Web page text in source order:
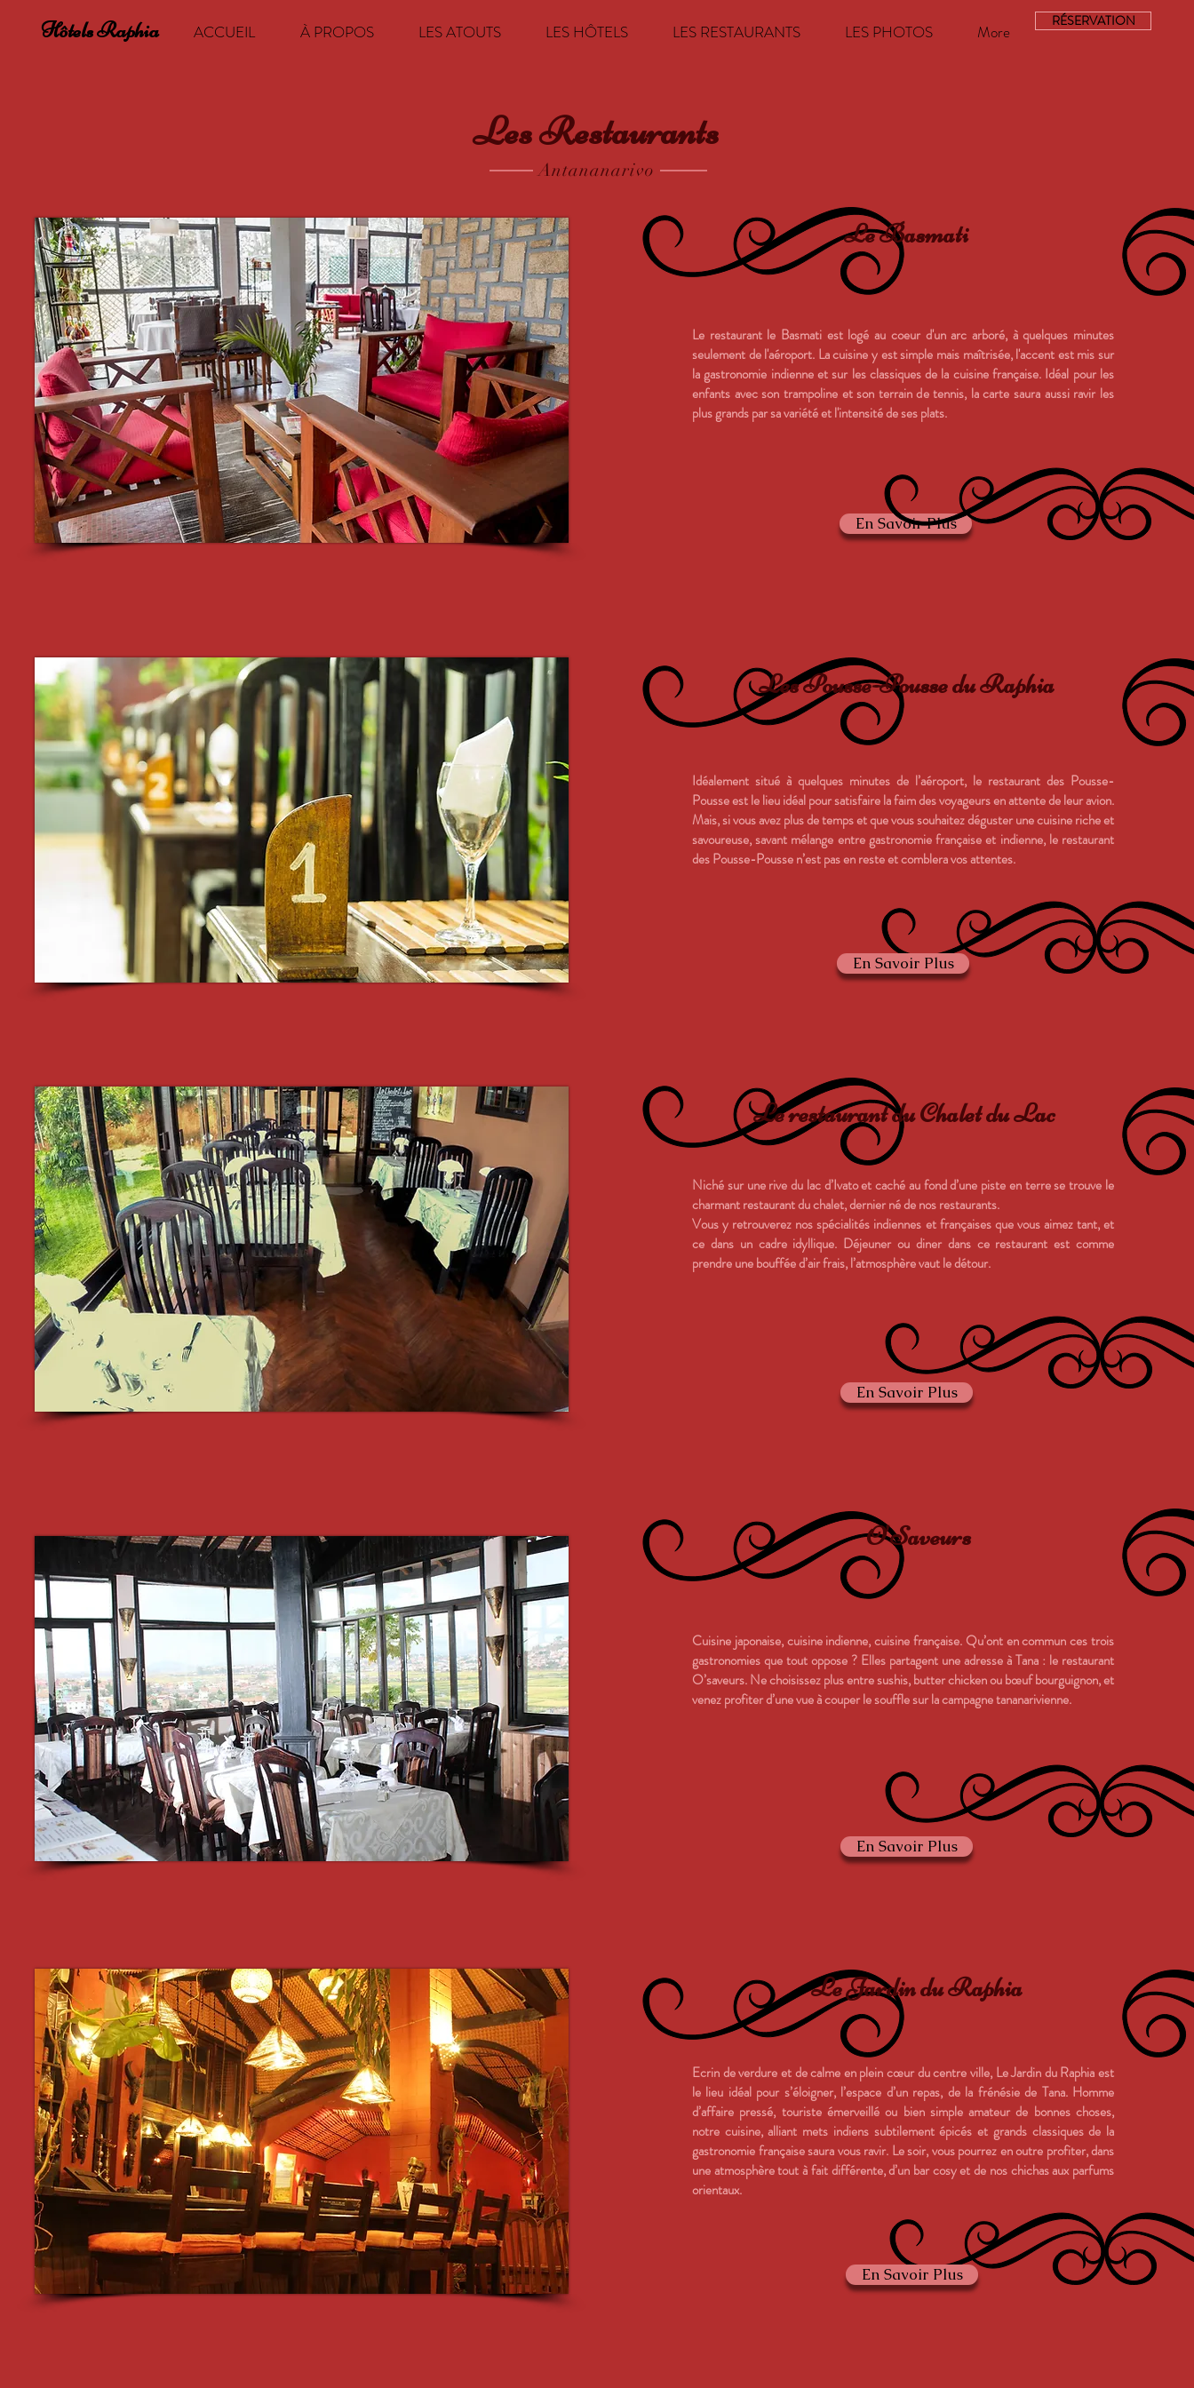
ACCUEIL À PROPOS LES ATOUTS LES HÔTELS LES RESTAURANTS LES PHOTOS More
Hôtels Raphia RÉSERVATION
Les Restaurants
Antananarivo
Le Basmati
Le restaurant le Basmati est logé au coeur d'un arc arboré, à quelques minutes
seulement de l'aéroport. La cuisine y est simple mais maîtrisée, l'accent est mis sur
la gastronomie indienne et sur les classiques de la cuisine française. Idéal pour les
enfants avec son trampoline et son terrain de tennis, la carte saura aussi ravir les
plus grands par sa variété et l'intensité de ses plats.
En Savoir Plus
Les Pousse-Pousse du Raphia
Idéalement situé à quelques minutes de l’aéroport, le restaurant des Pousse-
Pousse est le lieu idéal pour satisfaire la faim des voyageurs en attente de leur avion.
Mais, si vous avez plus de temps et que vous souhaitez déguster une cuisine riche et
savoureuse, savant mélange entre gastronomie française et indienne, le restaurant
des Pousse-Pousse n’est pas en reste et comblera vos attentes.
En Savoir Plus
Le restaurant du Chalet du Lac
Niché sur une rive du lac d’Ivato et caché au fond d’une piste en terre se trouve le
charmant restaurant du chalet, dernier né de nos restaurants.
Vous y retrouverez nos spécialités indiennes et françaises que vous aimez tant, et
ce dans un cadre idyllique. Déjeuner ou diner dans ce restaurant est comme
prendre une bouffée d’air frais, l’atmosphère vaut le détour.
En Savoir Plus
O'Saveurs
Cuisine japonaise, cuisine indienne, cuisine française. Qu’ont en commun ces trois
gastronomies que tout oppose ? Elles partagent une adresse à Tana : le restaurant
O’saveurs. Ne choisissez plus entre sushis, butter chicken ou bœuf bourguignon, et
venez profiter d’une vue à couper le souffle sur la campagne tananarivienne.
En Savoir Plus
Le Jardin du Raphia
Ecrin de verdure et de calme en plein cœur du centre ville, Le Jardin du Raphia est
le lieu idéal pour s’éloigner, l’espace d’un repas, de la frénésie de Tana. Homme
d’affaire pressé, touriste émerveillé ou bien simple amateur de bonnes choses,
notre cuisine, alliant mets indiens subtilement épicés et grands classiques de la
gastronomie française saura vous ravir. Le soir, vous pourrez en outre profiter, dans
une atmosphère tout à fait différente, d’un bar cosy et de nos chichas aux parfums
orientaux.
En Savoir Plus